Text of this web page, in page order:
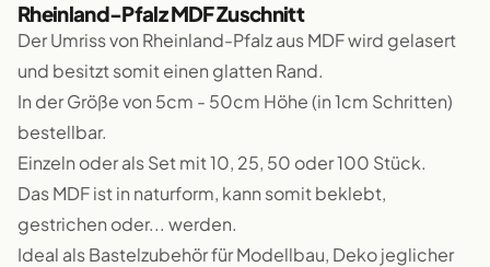
Rheinland-Pfalz MDF Zuschnitt
Der Umriss von Rheinland-Pfalz aus MDF wird gelasert
und besitzt somit einen glatten Rand.
In der Größe von 5cm - 50cm Höhe (in 1cm Schritten)
bestellbar.
Einzeln oder als Set mit 10, 25, 50 oder 100 Stück.
Das MDF ist in naturform, kann somit beklebt,
gestrichen oder... werden.
Ideal als Bastelzubehör für Modellbau, Deko jeglicher